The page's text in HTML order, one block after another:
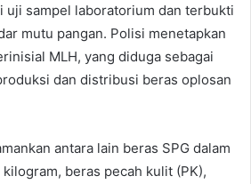
uji sampel laboratorium dan terbukti
mutu pangan. Polisi menetapkan
MLH, yang diduga sebagai
dan distribusi beras oplosan
antara lain beras SPG dalam
beras pecah kulit (PK),